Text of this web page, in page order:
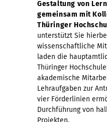
Gestaltung von
gemeinsam mit
Thüringer
unterstützt Sie
wissenschaftliche
laden die
Thüringer
akademische
Lehraufgaben zur
vier Förderlinien
Durchführung von
Projekten.